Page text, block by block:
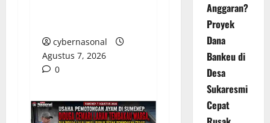
cybernasonal
Agustus 7, 2026
0
Anggaran?
Proyek
Dana
Bankeu di
Desa
Sukaresmi
Cepat